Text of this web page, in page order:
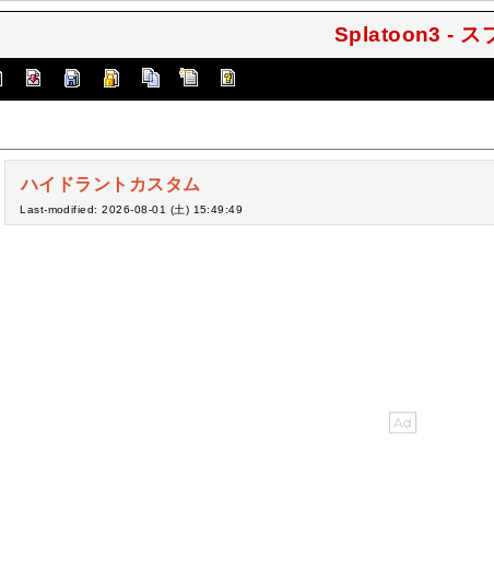
Splatoon3 - ス
ハイドラントカスタム
Last-modified: 2026-08-01 (土) 15:49:49